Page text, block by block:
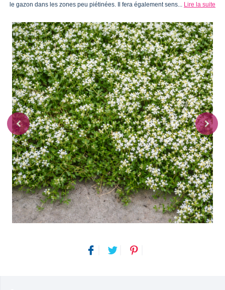
le gazon dans les zones peu piétinées. Il fera également sens... Lire la suite